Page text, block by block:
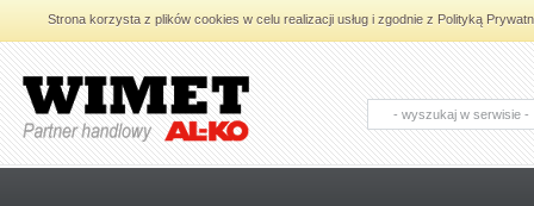
Strona korzysta z plików cookies w celu realizacji usług i zgodnie z Polityką
AL-KO - Maszyny ogrodnicze i części
zamienne do maszyn ogrodniczych